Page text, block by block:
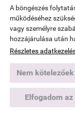
A böngészés
működéséhez
vagy személyre
hozzájárulása után
Részletes
Nem
Elfogadom
tart a raktárában
bármikor könnyedén
fel, nem kell a
Mikor mentesül a
mentesül, ha
Felhívom a figyelmét,
kellékszavatossági
jótállási igényt